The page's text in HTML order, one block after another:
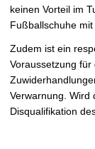
keinen Vorteil im
Fußballschuhe mit
Zudem ist ein
Voraussetzung für
Verwarnung. Wird
Disqualifikation